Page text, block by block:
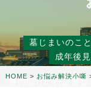
墓じまいのこと
成年後
身の回りの行政書
HOME > お悩み解決小噺